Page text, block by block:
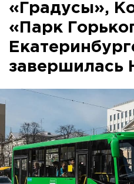
«Градусы»,
«Парк
завершилась